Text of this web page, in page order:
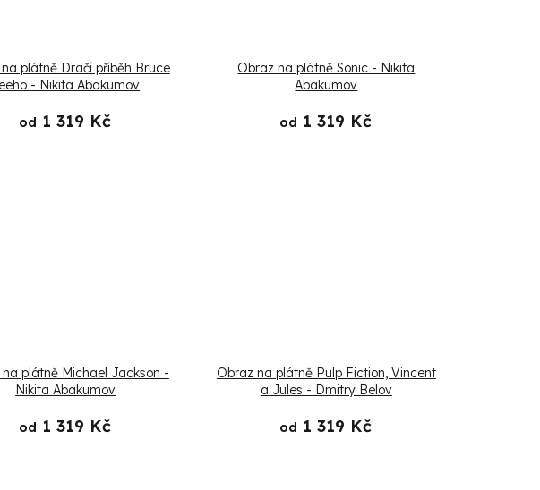
plátně Dračí příběh Bruce
- Nikita Abakumov
od 1 319 Kč
Obraz na plátně Sonic - Nikita
Abakumov
od 1 319 Kč
plátně Michael Jackson -
Nikita Abakumov
od 1 319 Kč
Obraz na plátně Pulp Fiction, Vincent
a Jules - Dmitry Belov
od 1 319 Kč